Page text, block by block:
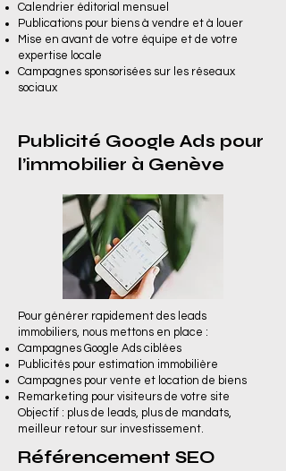
Calendrier éditorial mensuel
Publications pour biens à vendre et à louer
Mise en avant de votre équipe et de votre
expertise locale
Campagnes sponsorisées sur les réseaux
sociaux
Publicité Google Ads pour
l’immobilier à Genève
Pour générer rapidement des leads
immobiliers, nous mettons en place :
Campagnes Google Ads ciblées
Publicités pour estimation immobilière
Campagnes pour vente et location de biens
Remarketing pour visiteurs de votre site
Objectif : plus de leads, plus de mandats,
meilleur retour sur investissement.
Référencement SEO